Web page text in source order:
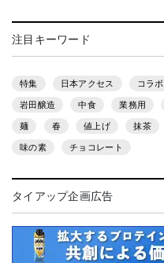
注目キーワード
特集 日本アクセス コラボ
岩田醸造 中食 業務用
麺 春 値上げ 抹茶
味の素 チョコレート
タイアップ企画広告